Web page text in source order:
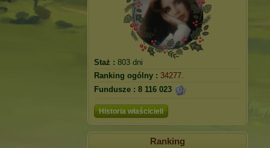
Staż : 803 dni
Ranking ogólny : 34277.
Fundusze : 8 116 023
Historia właścicieli
Ranking